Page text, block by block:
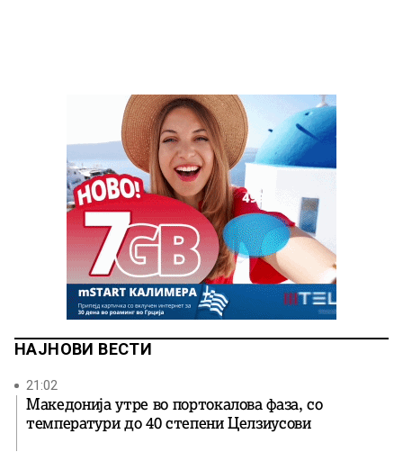
НАЈНОВИ ВЕСТИ
21:02
Македонија утре во портокалова фаза, со
температури до 40 степени Целзиусови